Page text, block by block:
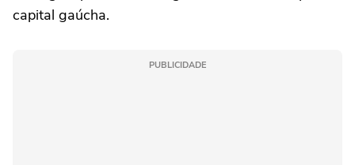
capital gaúcha.
PUBLICIDADE